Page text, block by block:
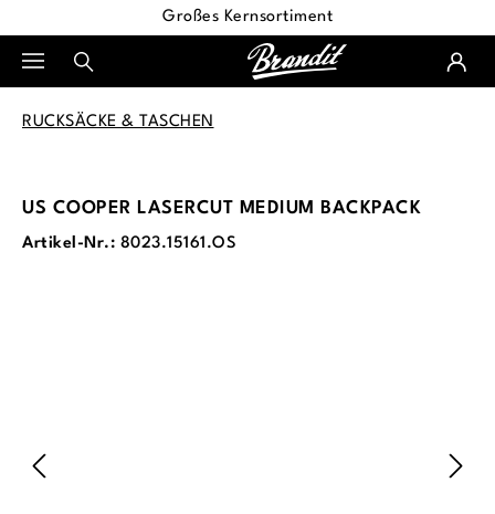
Großes Kernsortiment
RUCKSÄCKE & TASCHEN
US COOPER LASERCUT MEDIUM BACKPACK
Artikel-Nr.: 8023.15161.OS